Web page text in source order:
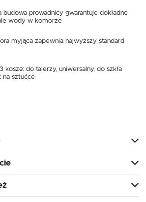
budowa prowadnicy gwarantuje dokładne
wody w komorze
myjąca zapewnia najwyższy standard
kosze: do talerzy, uniwersalny, do szkła
na sztućce